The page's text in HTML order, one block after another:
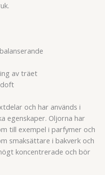
av träet
och har används i
egenskaper. Oljorna har
till exempel i parfymer och
smaksättare i bakverk och
koncentrerade och bör